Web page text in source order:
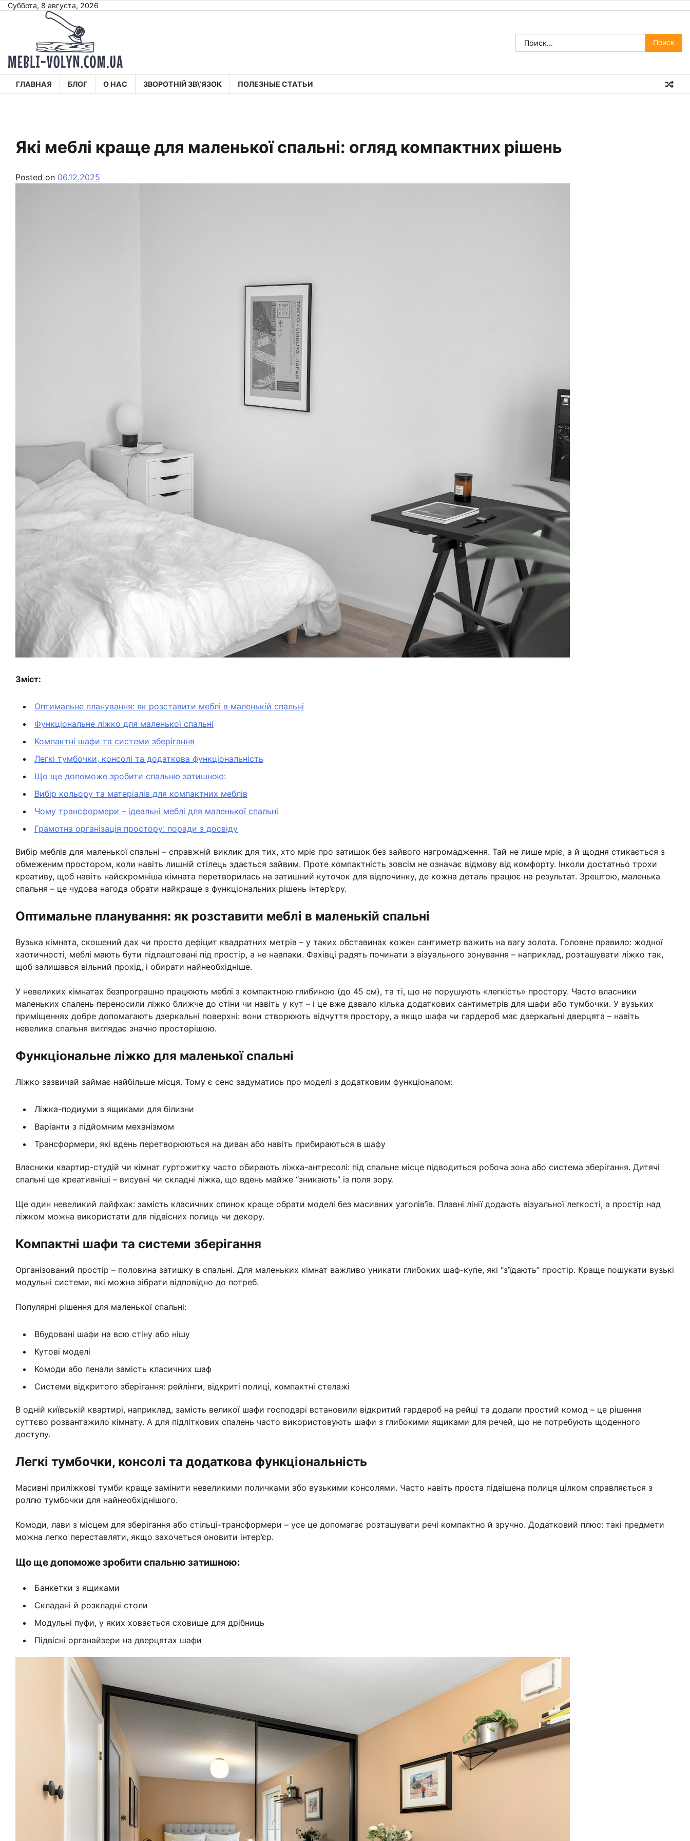
SkipСуббота, 8 августа, 2026
Найти:
ГЛАВНАЯ БЛОГ О НАС ЗВОРОТНІЙ ЗВ\’ЯЗОК ПОЛЕЗНЫЕ СТАТЬИ
Які меблі краще для маленької спальні: огляд компактних рішень
Posted on 06.12.2025
Зміст:
Оптимальне планування: як розставити меблі в маленькій спальні
Функціональне ліжко для маленької спальні
Компактні шафи та системи зберігання
Легкі тумбочки, консолі та додаткова функціональність
Що ще допоможе зробити спальню затишною:
Вибір кольору та матеріалів для компактних меблів
Чому трансформери – ідеальні меблі для маленької спальні
Грамотна організація простору: поради з досвіду
Вибір меблів для маленької спальні – справжній виклик для тих, хто мріє про затишок без зайвого нагромадження. Тай не лише мріє, а й щодня стикається з
обмеженим простором, коли навіть лишній стілець здається зайвим. Проте компактність зовсім не означає відмову від комфорту. Інколи достатньо трохи
креативу, щоб навіть найскромніша кімната перетворилась на затишний куточок для відпочинку, де кожна деталь працює на результат. Зрештою, маленька
спальня – це чудова нагода обрати найкраще з функціональних рішень інтер’єру.
Оптимальне планування: як розставити меблі в маленькій спальні
Вузька кімната, скошений дах чи просто дефіцит квадратних метрів – у таких обставинах кожен сантиметр важить на вагу золота. Головне правило: жодної
хаотичності, меблі мають бути підлаштовані під простір, а не навпаки. Фахівці радять починати з візуального зонування – наприклад, розташувати ліжко так,
щоб залишався вільний прохід, і обирати найнеобхідніше.
У невеликих кімнатах безпрограшно працюють меблі з компактною глибиною (до 45 см), та ті, що не порушують «легкість» простору. Часто власники
маленьких спалень переносили ліжко ближче до стіни чи навіть у кут – і це вже давало кілька додаткових сантиметрів для шафи або тумбочки. У вузьких
приміщеннях добре допомагають дзеркальні поверхні: вони створюють відчуття простору, а якщо шафа чи гардероб має дзеркальні дверцята – навіть
невелика спальня виглядає значно просторішою.
Функціональне ліжко для маленької спальні
Ліжко зазвичай займає найбільше місця. Тому є сенс задуматись про моделі з додатковим функціоналом:
Ліжка-подиуми з ящиками для білизни
Варіанти з підйомним механізмом
Трансформери, які вдень перетворюються на диван або навіть прибираються в шафу
Власники квартир-студій чи кімнат гуртожитку часто обирають ліжка-антресолі: під спальне місце підводиться робоча зона або система зберігання. Дитячі
спальні ще креативніші – висувні чи складні ліжка, що вдень майже “зникають” із поля зору.
Ще один невеликий лайфхак: замість класичних спинок краще обрати моделі без масивних узголів’їв. Плавні лінії додають візуальної легкості, а простір над
ліжком можна використати для підвісних полиць чи декору.
Компактні шафи та системи зберігання
Організований простір – половина затишку в спальні. Для маленьких кімнат важливо уникати глибоких шаф-купе, які “з’їдають” простір. Краще пошукати вузькі
модульні системи, які можна зібрати відповідно до потреб.
Популярні рішення для маленької спальні:
Вбудовані шафи на всю стіну або нішу
Кутові моделі
Комоди або пенали замість класичних шаф
Системи відкритого зберігання: рейлінги, відкриті полиці, компактні стелажі
В одній київській квартирі, наприклад, замість великої шафи господарі встановили відкритий гардероб на рейці та додали простий комод – це рішення
суттєво розвантажило кімнату. А для підліткових спалень часто використовують шафи з глибокими ящиками для речей, що не потребують щоденного
доступу.
Легкі тумбочки, консолі та додаткова функціональність
Масивні приліжкові тумби краще замінити невеликими поличками або вузькими консолями. Часто навіть проста підвішена полиця цілком справляється з
роллю тумбочки для найнеобхіднішого.
Комоди, лави з місцем для зберігання або стільці-трансформери – усе це допомагає розташувати речі компактно й зручно. Додатковий плюс: такі предмети
можна легко переставляти, якщо захочеться оновити інтер’єр.
Що ще допоможе зробити спальню затишною:
Банкетки з ящиками
Складані й розкладні столи
Модульні пуфи, у яких ховається сховище для дрібниць
Підвісні органайзери на дверцятах шафи